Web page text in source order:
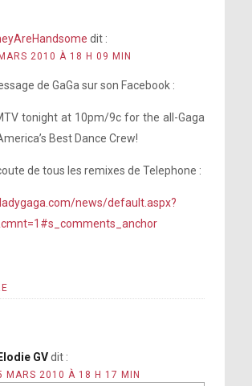
dit :
2010 À 18 H 09 MIN
de GaGa sur son Facebook :
tonight at 10pm/9c for the all-Gaga
Best Dance Crew!
de tous les remixes de Telephone :
news/default.aspx?
Elodie GV dit :
MARS 2010 À 18 H 17 MIN